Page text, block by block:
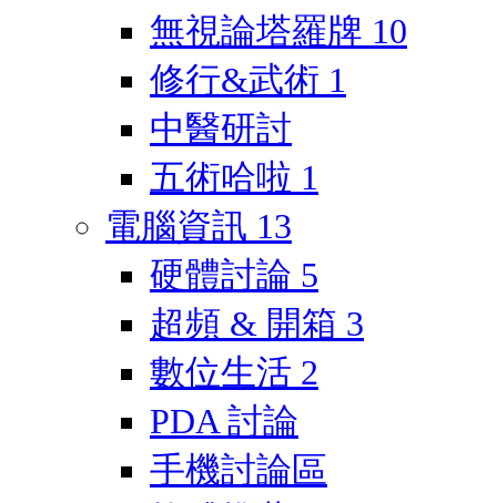
無視論塔羅牌 10
修行&武術 1
中醫研討
五術哈啦 1
電腦資訊 13
硬體討論 5
超頻 & 開箱 3
數位生活 2
PDA 討論
手機討論區